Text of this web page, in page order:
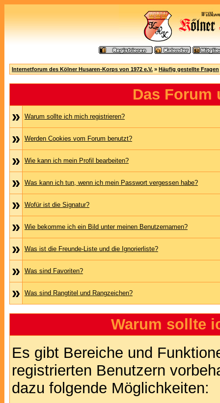
Internetforum des Kölner Husaren-Korps von 1972 e.V. » Häufig gestellte Fragen
Das Forum
»
Warum sollte ich mich registrieren?
» Werden Cookies vom Forum benutzt?
» Wie kann ich mein Profil bearbeiten?
» Was kann ich tun, wenn ich mein Passwort vergessen habe?
» Wofür ist die Signatur?
» Wie bekomme ich ein Bild unter meinen Benutzernamen?
» Was ist die Freunde-Liste und die Ignorierliste?
» Was sind Favoriten?
» Was sind Rangtitel und Rangzeichen?
Warum sollte
Es gibt Bereiche und
registrierten Benutzern
dazu folgende Möglichkeiten: